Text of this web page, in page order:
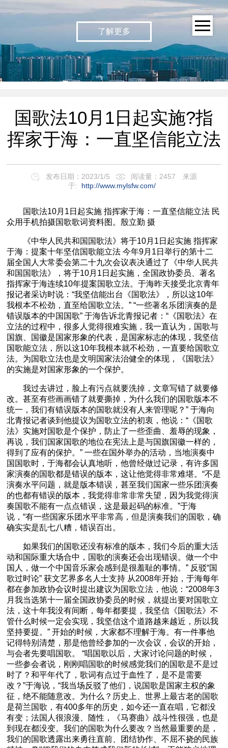
了解更多
国歌法10月1日起实施?指
挥家于海：一直坚信能立法
发布日期：2023/1/5 阅读量：2457
来源
于: http://www.mylsfw.com/
国歌法10月1日起实施 指挥家于海：一直坚信能立法 民
众用手机拍摄国歌歌词资料图。殷立勤 摄
《中华人民共和国国歌法》将于10月1日起实施 指挥家
于海：提案十年坚信国歌能立法 今年9月1日举行的第十二
届全国人大常委会第二十九次会议表决通过了《中华人民共
和国国歌法》，将于10月1日起实施，全国政协委员、著名
指挥家于海连续10年提案国歌立法。于海昨天接受北京青年
报记者采访时说：“我坚信能出台《国歌法》，所以这10年
我根本不松劲，直至给国歌立法。” “一些著名乐团演奏的是
错误版本的中国国歌” 于海告诉北青报记者：“《国歌法》在
立法的过程中，很多人觉得很难实施，我一直认为，国歌与
国旗、国徽是国家形象的代表，是国家标志的体现，我坚信
国歌能立法，所以这10年我根本就不松劲，一直要给国歌立
法。为国歌立法也是文明国家法治健全的体现，《国歌法》
的实施是对国家形象的一个保护。
我过去讲过，脸上有污点就要洗掉，文章写错了就要修
改。甚至有些画画错了就要撕掉，为什么我们的国歌版本不
统一，我们有错误版本的国歌就没有人来管理呢？” 于海向
北青报记者谈到他提议为国歌立法的初衷，他说：“《国歌
法》实施对国歌是个保护，防止了一些歪曲、羞辱的现象，
再说，我们国家国歌的地位在宪法上是与国旗国徽一样的，
得到了应有的保护。” 一些在国外举办的活动，当地演奏中
国国歌时，于海都会认真地听，他曾经做过记录，有许多国
家演奏的国歌都是错误的版本，这让他觉得非常难堪。“不是
演奏水平问题，就是版本错误，甚至我们国家一些乐团演奏
的也都有错误的版本，我觉得非常非常失望，因为我觉得演
奏国歌不能有一点点错误，这是最起码的标准。”于海
说，“有一些国家乐团水平非常高，但是演奏我们的国歌，确
确实实是乱七八糟，错误百出。
如果我们的国歌还没有标准的版本，我们今后的重大活
动和国际重大场合中，国歌的演奏还会出现错误。做一个中
国人，做一个中国音乐家会感到是很羞耻的事情。” 反驳“国
歌过时论” 获文艺界多名人士支持 从2008年开始，于海每年
都在参加政协会议时提出建议为国歌立法，他说：“2008年3
月我当选第十一届全国政协委员的时候，就提出要对国歌立
法，这十年我没有间断，每年都要提，我坚信《国歌法》不
管什么时候一定会实现，我坚信这个道路越来越近，所以我
坚持要提。” 开始的时候，大家都不理解于海。有一件事他
记得特别清楚，那是他曾经参加的一次会议，会议的开始，
与会者先要唱国歌。 “唱国歌以后，大家讨论问题的时候，
一些参会者说，刚刚唱国歌的时候感觉我们的国歌是不是过
时了？和平年代了，歌词有点过于血性了，是不是需要
改？”于海说，“我当场反驳了他们，说国歌是国家主权的象
征，绝不能随意改。为什么？历史上、世界上最古老的国歌
是荷兰国歌，有400多年的历史，如今还一直在唱，它都没
有变；法国人很浪漫、随性，《马赛曲》战斗性很强，也是
到现在都没变。我们的国歌为什么要改？当然最重要的是，
我们的国歌透露出来勇往直前、团结协作、不屈不挠的民族